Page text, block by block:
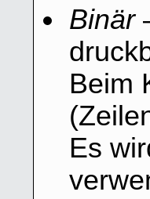
Binär
Beim
Es